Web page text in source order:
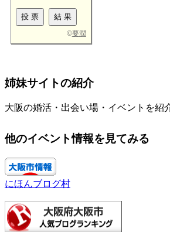
©要潤
姉妹サイトの紹介
大阪の婚活・出会い場・イベントを紹
他のイベント情報を見てみる
にほんブログ村